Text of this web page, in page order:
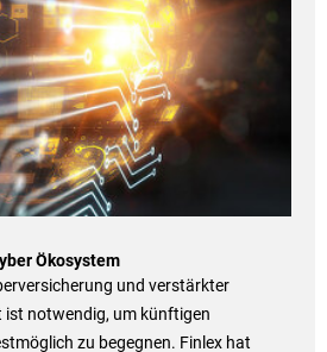
Ökosystem
und verstärkter
ist notwendig, um künftigen
zu begegnen. Finlex hat